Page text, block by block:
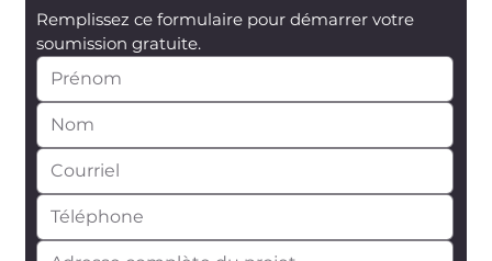
Remplissez ce formulaire pour démarrer votre
soumission gratuite.